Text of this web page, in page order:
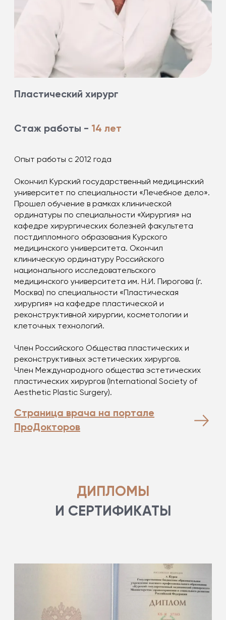
Пластический хирург
Стаж работы - 14 лет
Опыт работы с 2012 года
Окончил Курский государственный медицинский
университет по специальности «Лечебное дело».
Прошел обучение в рамках клинической
ординатуры по специальности «Хирургия» на
кафедре хирургических болезней факультета
постдипломного образования Курского
медицинского университета. Окончил
клиническую ординатуру Российского
национального исследовательского
медицинского университета им. Н.И. Пирогова (г.
Москва) по специальности «Пластическая
хирургия» на кафедре пластической и
реконструктивной хирургии, косметологии и
клеточных технологий.
Член Российского Общества пластических и
реконструктивных эстетических хирургов.
Член Международного общества эстетических
пластических хирургов (International Society of
Aesthetic Plastic Surgery).
Страница врача на портале
ПроДокторов
ДИПЛОМЫ
И СЕРТИФИКАТЫ